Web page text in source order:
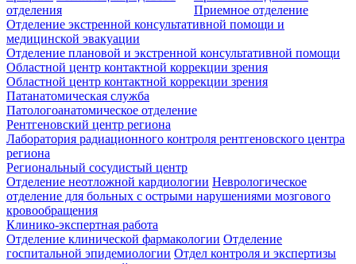
отделения
Приемное отделение
Отделение экстренной консультативной помощи и
медицинской эвакуации
Отделение плановой и экстренной консультативной помощи
Областной центр контактной коррекции зрения
Областной центр контактной коррекции зрения
Патанатомическая служба
Патологоанатомическое отделение
Рентгеновский центр региона
Лаборатория радиационного контроля рентгеновского центра
региона
Региональный сосудистый центр
Отделение неотложной кардиологии Неврологическое
отделение для больных с острыми нарушениями мозгового
кровообращения
Клинико-экспертная работа
Отделение клинической фармакологии Отделение
госпитальной эпидемиологии Отдел контроля и экспертизы